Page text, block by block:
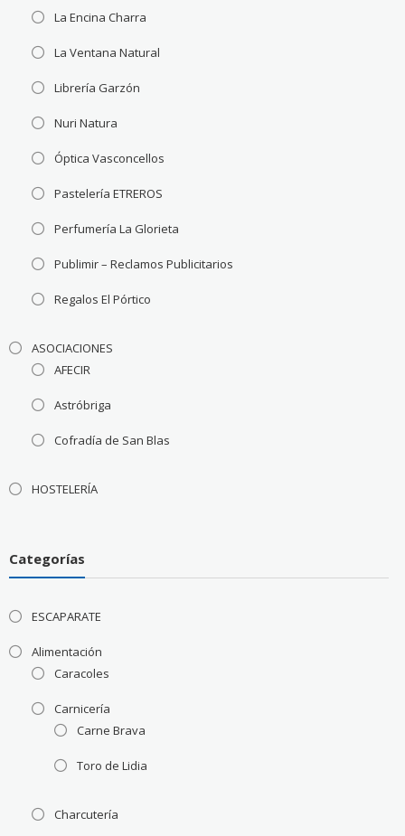
La Encina Charra
La Ventana Natural
Librería Garzón
Nuri Natura
Óptica Vasconcellos
Pastelería ETREROS
Perfumería La Glorieta
Publimir – Reclamos Publicitarios
Regalos El Pórtico
ASOCIACIONES
AFECIR
Astróbriga
Cofradía de San Blas
HOSTELERÍA
Categorías
ESCAPARATE
Alimentación
Caracoles
Carnicería
Carne Brava
Toro de Lidia
Charcutería